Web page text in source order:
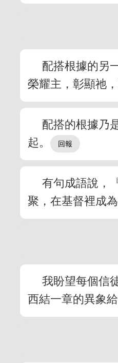
配搭根據的另
榮耀主，彰顯祂
配搭的根據乃
起。
有句成語說，
聚，在基督裡成
我盼望每個信
西結一章的異象